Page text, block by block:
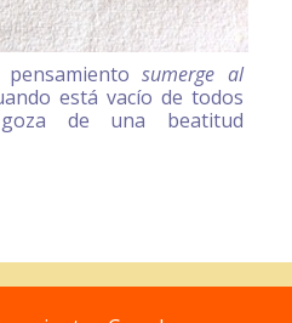
sumerge al
está vacío de todos
de una beatitud